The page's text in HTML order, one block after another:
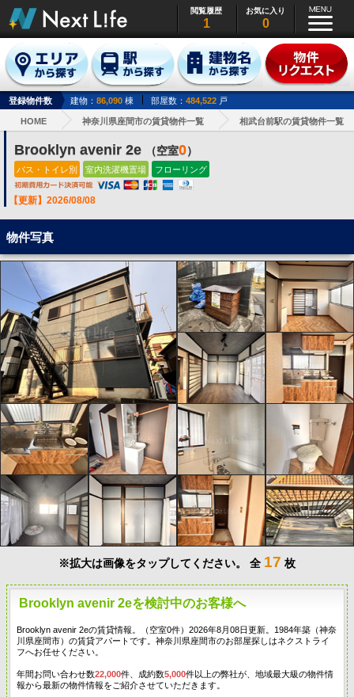
閲覧履歴
1
お気に入り
0
登録物件数 建物： 86,090 棟 部屋数： 484,522 戸
HOME 神奈川県座間市の賃貸物件一覧 相武台前駅の賃貸物件一覧
Brooklyn avenir 2e （空室0）
バス・トイレ別 室内洗濯機置場 フローリング
【更新】2026/08/08
物件写真
※拡大は画像をタップしてください。 全 17 枚
Brooklyn avenir 2eを検討中のお客様へ
Brooklyn avenir 2eの賃貸情報。（空室0件）2026年8月08日更新。1984年築（神奈
川県座間市）の賃貸アパートです。神奈川県座間市のお部屋探しはネクストライ
フへお任せください。
年間お問い合わせ数22,000件、成約数5,000件以上の弊社が、地域最大級の物件情
報から最新の物件情報をご紹介させていただきます。